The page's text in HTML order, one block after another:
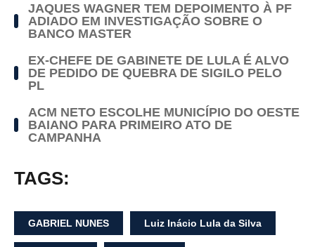
JAQUES WAGNER TEM DEPOIMENTO À PF
ADIADO EM INVESTIGAÇÃO SOBRE O
BANCO MASTER
EX-CHEFE DE GABINETE DE LULA É ALVO
DE PEDIDO DE QUEBRA DE SIGILO PELO
PL
ACM NETO ESCOLHE MUNICÍPIO DO OESTE
BAIANO PARA PRIMEIRO ATO DE
CAMPANHA
TAGS:
GABRIEL NUNES Luiz Inácio Lula da Silva